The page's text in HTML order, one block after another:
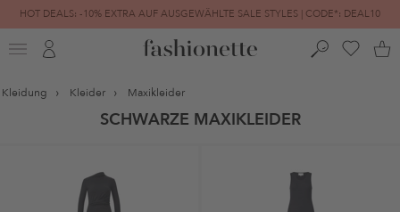
HOT DEALS: -10% EXTRA AUF AUSGEWÄHLTE SALE STYLES | CODE*: DEAL10
FINAL SALE | BIS ZU -80% REDUZIERT
Kleidung Kleider Maxikleider
SCHWARZE MAXIKLEIDER